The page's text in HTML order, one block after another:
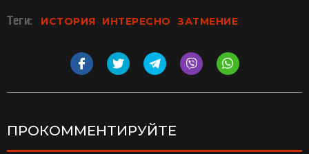
Теги: ИСТОРИЯ ИНТЕРЕСНО ЗАТМЕНИЕ
ПРОКОММЕНТИРУЙТЕ